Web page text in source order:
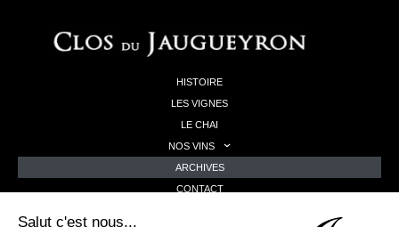
HISTOIRE
LES VIGNES
LE CHAI
NOS VINS
ARCHIVES
CONTACT